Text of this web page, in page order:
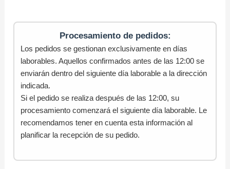
Procesamiento de pedidos:
Los pedidos se gestionan exclusivamente en días
laborables. Aquellos confirmados antes de las 12:00 se
enviarán dentro del siguiente día laborable a la dirección
indicada.
Si el pedido se realiza después de las 12:00, su
procesamiento comenzará el siguiente día laborable. Le
recomendamos tener en cuenta esta información al
planificar la recepción de su pedido.